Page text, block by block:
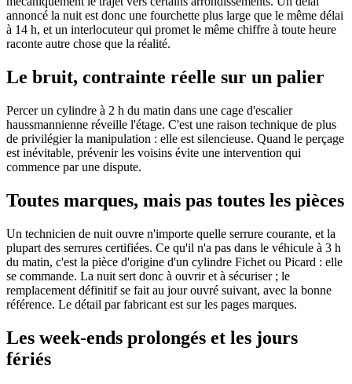
annoncé la nuit est donc une fourchette plus large que le même délai
à 14 h, et un interlocuteur qui promet le même chiffre à toute heure
raconte autre chose que la réalité.
Le bruit, contrainte réelle sur un palier
Percer un cylindre à 2 h du matin dans une cage d'escalier
haussmannienne réveille l'étage. C'est une raison technique de plus
de privilégier la manipulation : elle est silencieuse. Quand le perçage
est inévitable, prévenir les voisins évite une intervention qui
commence par une dispute.
Toutes marques, mais pas toutes les pièces
Un technicien de nuit ouvre n'importe quelle serrure courante, et la
plupart des serrures certifiées. Ce qu'il n'a pas dans le véhicule à 3 h
du matin, c'est la pièce d'origine d'un cylindre Fichet ou Picard : elle
se commande. La nuit sert donc à ouvrir et à sécuriser ; le
remplacement définitif se fait au jour ouvré suivant, avec la bonne
référence. Le détail par fabricant est sur les pages marques.
Les week-ends prolongés et les jours
fériés